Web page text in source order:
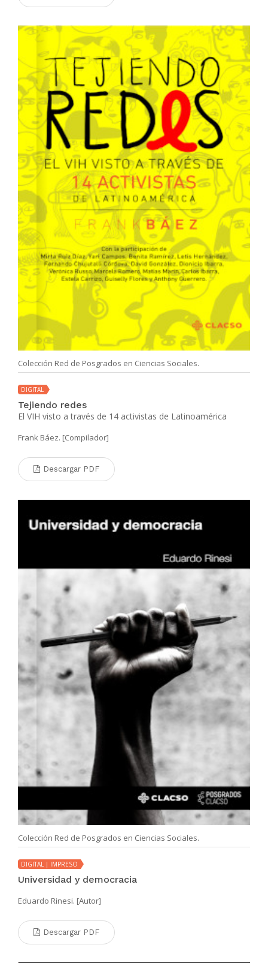
Colección Red de Posgrados en Ciencias Sociales.
DIGITAL
Tejiendo redes
El VIH visto a través de 14 activistas de Latinoamérica
Frank Báez. [Compilador]
Descargar PDF
Colección Red de Posgrados en Ciencias Sociales.
DIGITAL | IMPRESO
Universidad y democracia
Eduardo Rinesi. [Autor]
Descargar PDF